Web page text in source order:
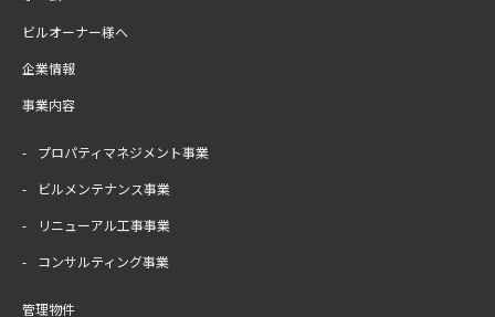
ビルオーナー様へ
企業情報
事業内容
プロパティマネジメント事業
ビルメンテナンス事業
リニューアル工事事業
コンサルティング事業
管理物件